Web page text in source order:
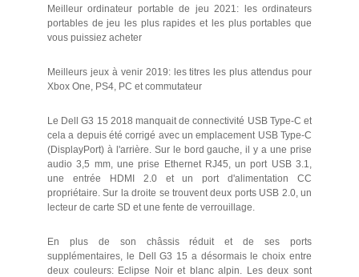
Meilleur ordinateur portable de jeu 2021: les ordinateurs
portables de jeu les plus rapides et les plus portables que
vous puissiez acheter
Meilleurs jeux à venir 2019: les titres les plus attendus pour
Xbox One, PS4, PC et commutateur
Le Dell G3 15 2018 manquait de connectivité USB Type-C et
cela a depuis été corrigé avec un emplacement USB Type-C
(DisplayPort) à l'arrière. Sur le bord gauche, il y a une prise
audio 3,5 mm, une prise Ethernet RJ45, un port USB 3.1,
une entrée HDMI 2.0 et un port d'alimentation CC
propriétaire. Sur la droite se trouvent deux ports USB 2.0, un
lecteur de carte SD et une fente de verrouillage.
En plus de son châssis réduit et de ses ports
supplémentaires, le Dell G3 15 a désormais le choix entre
deux couleurs: Eclipse Noir et blanc alpin. Les deux sont